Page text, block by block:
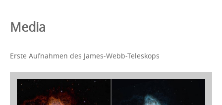
Media
Erste Aufnahmen des James-Webb-Teleskops